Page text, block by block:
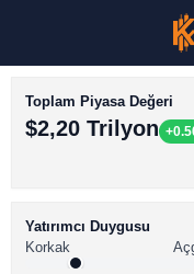
BİTCOİN HABERLERİ
ALTCOİN HABERLERİ
Toplam Piyasa Değeri
$2,20 Trilyon
Yatırımcı Duygusu
Korkak